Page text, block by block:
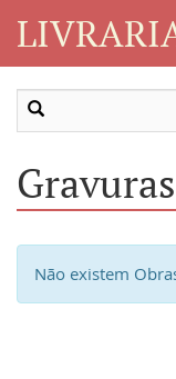
Não existem